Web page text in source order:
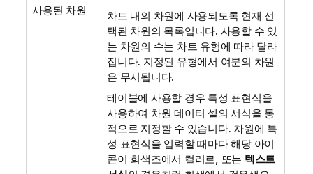
사용된 차원
차트 내의 차원에 사용되도록 현재 선
택된 차원의 목록입니다. 사용할 수 있
는 차원의 수는 차트 유형에 따라 달라
집니다. 지정된 유형에서 여분의 차원
은 무시됩니다.
테이블에 사용할 경우 특성 표현식을
사용하여 차원 데이터 셀의 서식을 동
적으로 지정할 수 있습니다. 차원에 특
성 표현식을 입력할 때마다 해당 아이
콘이 회색조에서 컬러로, 또는 텍스트